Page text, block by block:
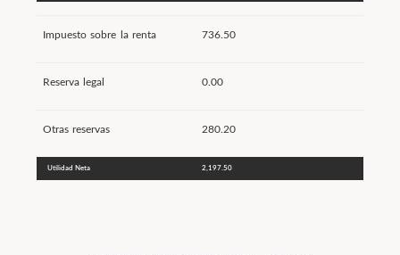
Impuesto sobre la renta 736.50
Reserva legal 0.00
Otras reservas 280.20
Utilidad Neta 2,197.50